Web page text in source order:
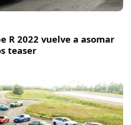
R 2022 vuelve a asomar
teaser